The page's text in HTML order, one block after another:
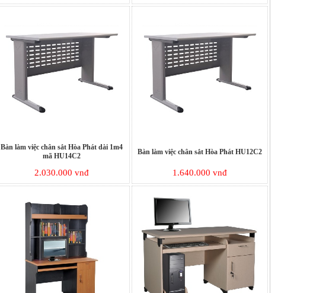
Bàn làm việc chân sắt Hòa Phát dài 1m4
mã HU14C2
2.030.000 vnđ
Bàn làm việc chân sắt Hòa Phát HU12C2
1.640.000 vnđ